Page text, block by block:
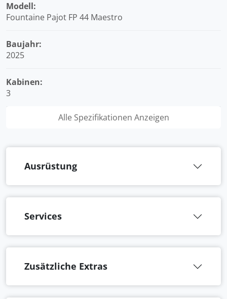
Modell:
Fountaine Pajot FP 44 Maestro
Baujahr:
2025
Kabinen:
3
Alle Spezifikationen Anzeigen
Ausrüstung
Services
Zusätzliche Extras